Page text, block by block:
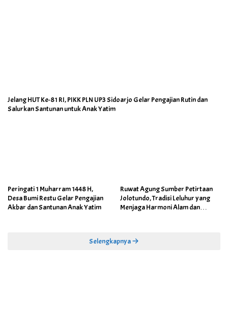
Jelang HUT Ke-81 RI, PIKK PLN UP3 Sidoarjo Gelar Pengajian Rutin dan
Salurkan Santunan untuk Anak Yatim
Peringati 1 Muharram 1448 H,
Desa Bumi Restu Gelar Pengajian
Akbar dan Santunan Anak Yatim
Ruwat Agung Sumber Petirtaan
Jolotundo, Tradisi Leluhur yang
Menjaga Harmoni Alam dan
Selengkapnya